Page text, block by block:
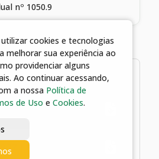
nº 1050.9
| Edital
| Portaria
cookies e tecnologias
melhorar sua experiência ao
providenciar alguns
Ao continuar acessando,
a nossa Política de
de Uso e Cookies.